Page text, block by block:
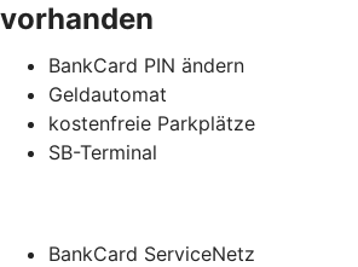
vorhanden
BankCard PIN ändern
Geldautomat
kostenfreie Parkplätze
SB-Terminal
BankCard ServiceNetz